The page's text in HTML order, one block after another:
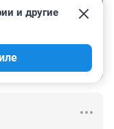
и другие